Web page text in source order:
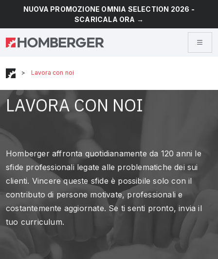
NUOVA PROMOZIONE OMNIA SELECTION 2026 -
SCARICALA ORA →
> Lavora con noi
LAVORA CON NOI
Homberger affronta quotidianamente da 120 anni le
sfide professionali legate alle problematiche dei sui
clienti. Vincere queste sfide è possibile solo con il
contributo di persone motivate, professionali e
costantemente aggiornate. Se ti senti pronto, invia il
tuo curriculum.